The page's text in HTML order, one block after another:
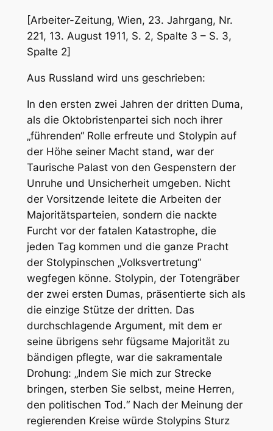
[Arbeiter-Zeitung, Wien, 23. Jahrgang, Nr.
221, 13. August 1911, S. 2, Spalte 3 – S. 3,
Spalte 2]
Aus Russland wird uns geschrieben:
In den ersten zwei Jahren der dritten Duma,
als die Oktobristenpartei sich noch ihrer
„führenden“ Rolle erfreute und Stolypin auf
der Höhe seiner Macht stand, war der
Taurische Palast von den Gespenstern der
Unruhe und Unsicherheit umgeben. Nicht
der Vorsitzende leitete die Arbeiten der
Majoritätsparteien, sondern die nackte
Furcht vor der fatalen Katastrophe, die
jeden Tag kommen und die ganze Pracht
der Stolypinschen „Volksvertretung“
wegfegen könne. Stolypin, der Totengräber
der zwei ersten Dumas, präsentierte sich als
die einzige Stütze der dritten. Das
durchschlagende Argument, mit dem er
seine übrigens sehr fügsame Majorität zu
bändigen pflegte, war die sakramentale
Drohung: „Indem Sie mich zur Strecke
bringen, sterben Sie selbst, meine Herren,
den politischen Tod.“ Nach der Meinung der
regierenden Kreise würde Stolypins Sturz